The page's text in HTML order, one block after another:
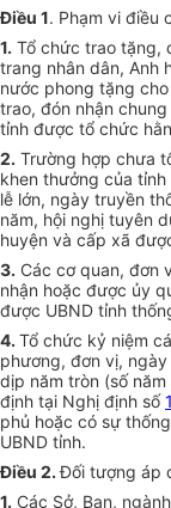
Điều 1. Phạm vi điều
1. Tổ chức trao tặng,
trang nhân dân, Anh
nước phong tặng
trao, đón nhận
tỉnh được tổ chức
2. Trường hợp chưa
khen thưởng của
lễ lớn, ngày truyền
năm, hội nghị tuyên
huyện và cấp xã
3. Các cơ quan, đơn
nhận hoặc được ủy
được UBND tỉnh
4. Tổ chức kỷ niệm
phương, đơn vị,
dịp năm tròn (số
định tại Nghị định số
phủ hoặc có sự
UBND tỉnh.
Điều 2. Đối tượng áp
1. Các Sở, Ban,